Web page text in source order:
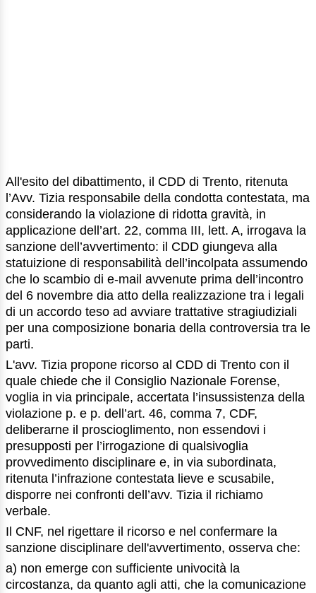
All'esito del dibattimento, il CDD di Trento, ritenuta
l’Avv. Tizia responsabile della condotta contestata, ma
considerando la violazione di ridotta gravità, in
applicazione dell’art. 22, comma III, lett. A, irrogava la
sanzione dell’avvertimento: il CDD giungeva alla
statuizione di responsabilità dell’incolpata assumendo
che lo scambio di e-mail avvenute prima dell’incontro
del 6 novembre dia atto della realizzazione tra i legali
di un accordo teso ad avviare trattative stragiudiziali
per una composizione bonaria della controversia tra le
parti.
L'avv. Tizia propone ricorso al CDD di Trento con il
quale chiede che il Consiglio Nazionale Forense,
voglia in via principale, accertata l’insussistenza della
violazione p. e p. dell’art. 46, comma 7, CDF,
deliberarne il proscioglimento, non essendovi i
presupposti per l’irrogazione di qualsivoglia
provvedimento disciplinare e, in via subordinata,
ritenuta l’infrazione contestata lieve e scusabile,
disporre nei confronti dell’avv. Tizia il richiamo
verbale.
Il CNF, nel rigettare il ricorso e nel confermare la
sanzione disciplinare dell'avvertimento, osserva che:
a) non emerge con sufficiente univocità la
circostanza, da quanto agli atti, che la comunicazione